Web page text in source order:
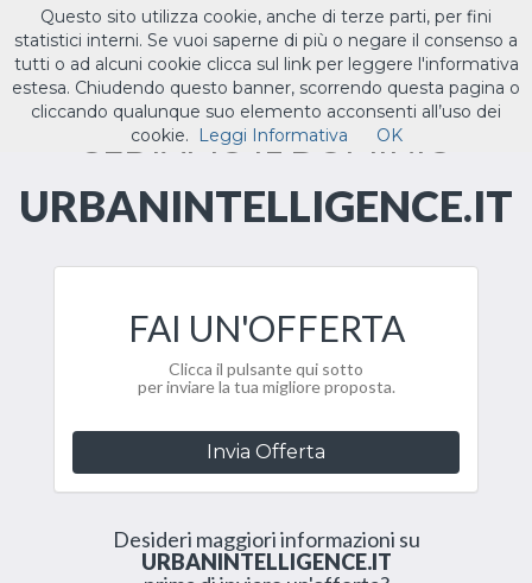
Toggle
ILTUO.IT
CEDIAMO IL DOMINIO
URBANINTELLIGENCE.IT
FAI UN'OFFERTA
Clicca il pulsante qui sotto
per inviare la tua migliore proposta.
Invia Offerta
Desideri maggiori informazioni su
URBANINTELLIGENCE.IT
Questo sito utilizza cookie, anche di terze parti, per fini
statistici interni. Se vuoi saperne di più o negare il consenso a
tutti o ad alcuni cookie clicca sul link per leggere l'informativa
estesa. Chiudendo questo banner, scorrendo questa pagina o
cliccando qualunque suo elemento acconsenti all’uso dei
cookie.
Leggi Informativa OK